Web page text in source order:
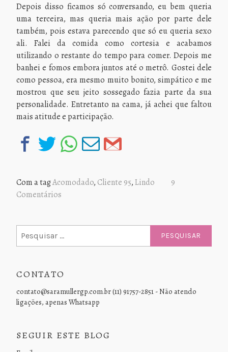
Depois disso ficamos só conversando, eu bem queria
uma terceira, mas queria mais ação por parte dele
também, pois estava parecendo que só eu queria sexo
ali. Falei da comida como cortesia e acabamos
utilizando o restante do tempo para comer. Depois me
banhei e fomos embora juntos até o metrô. Gostei dele
como pessoa, era mesmo muito bonito, simpático e me
mostrou que seu jeito sossegado fazia parte da sua
personalidade. Entretanto na cama, já achei que faltou
mais atitude e participação.
Com a tagAcomodado, Cliente 95,Lindo
9
Comentários
por:
CONTATO
contato@saramullergp.com.br (11) 91757-2851 - Não atendo
ligações, apenas Whatsapp
SEGUIR ESTE BLOG